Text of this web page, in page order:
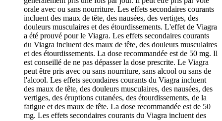
orale avec ou sans nourriture. Les effets secondaires courants
incluent des maux de tête, des nausées, des vertiges, des
douleurs musculaires et des étourdissements. L'effet de Viagra
a été prouvé pour le Viagra. Les effets secondaires courants
du Viagra incluent des maux de tête, des douleurs musculaires
et des étourdissements. La dose recommandée est de 50 mg. Il
est conseillé de ne pas dépasser la dose prescrite. Le Viagra
peut être pris avec ou sans nourriture, sans alcool ou sans de
l'alcool. Les effets secondaires courants du Viagra incluent
des maux de tête, des douleurs musculaires, des nausées, des
vertiges, des éruptions cutanées, des étourdissements, de la
fatigue et des maux de tête. La dose recommandée est de 50
mg. Les effets secondaires courants du Viagra incluent des